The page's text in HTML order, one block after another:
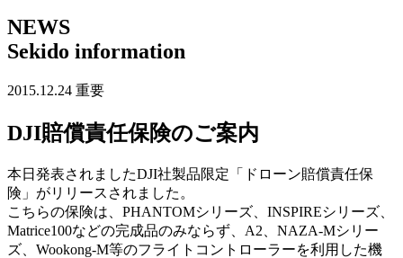
NEWS
Sekido information
2015.12.24 重要
DJI賠償責任保険のご案内
本日発表されましたDJI社製品限定「ドローン賠償責任保
険」がリリースされました。
こちらの保険は、PHANTOMシリーズ、INSPIREシリーズ、
Matrice100などの完成品のみならず、A2、NAZA-Mシリー
ズ、Wookong-M等のフライトコントローラーを利用した機